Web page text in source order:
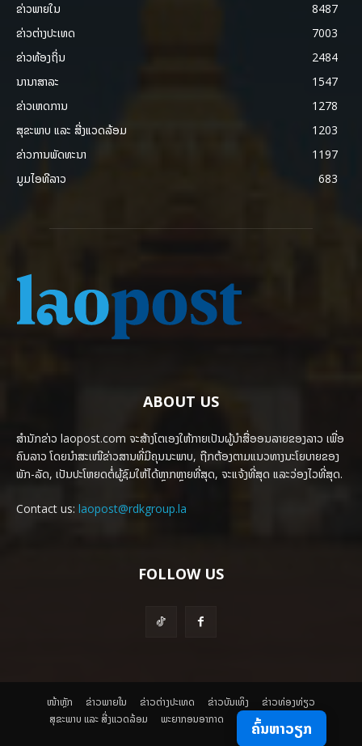
ຂ່າວພາຍ​ໃນ
8487
ຂ່າວຕ່າງປະເທດ
7003
ຂ່າວທ້ອງຖິ່ນ
2484
ນານາສາລະ
1547
ຂ່າວເຫດການ
1278
ສຸຂະພາບ ແລະ ສີ່ງແວດລ້ອມ
1203
ຂ່າວການພັດທະນາ
1197
ມູມໄອທີລາວ
683
ABOUT US
ສຳນັກຂ່າວ laopost.com ຈະສ້າງໂຕເອງໃຫ້ກາຍເປັນຜູ້ນຳສື່ອອນລາຍຂອງລາວ ເພື່ອ
ຄົນລາວ ໂດຍນຳສະເໜີຂ່າວສານທີ່ມີຄຸນນະພາບ, ຖືກຕ້ອງຕາມແນວທາງນະໂຍບາຍຂອງ
ພັກ-ລັດ, ເປັນປະໂຫຍດຕໍ່ຜູ້ຊົມໃຫ້ໄດ້ຫຼາກຫຼາຍທີ່ສຸດ, ຈະແຈ້ງທີ່ສຸດ ແລະວ່ອງໄວທີ່ສຸດ.
Contact us: laopost@rdkgroup.la
FOLLOW US
ໜ້າຫຼັກ ຂ່າວພາຍ​ໃນ ຂ່າວຕ່າງປະເທດ ​ຂ່າວບັນເທິງ
​ຂ່າວທ່ອງທ່ຽວ
ສຸຂະພາບ ແລະ ສີ່ງແວດລ້ອມ
ພະຍາກອນອາກາດ ຄົ້ນຫາວຽກ